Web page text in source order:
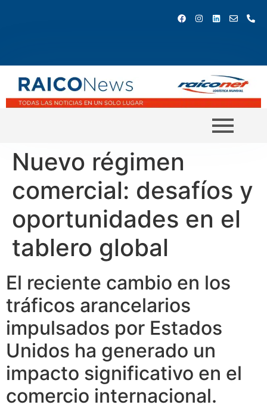
Nuevo régimen
comercial: desafíos y
oportunidades en el
tablero global
El reciente cambio en los
tráficos arancelarios
impulsados por Estados
Unidos ha generado un
impacto significativo en el
comercio internacional.